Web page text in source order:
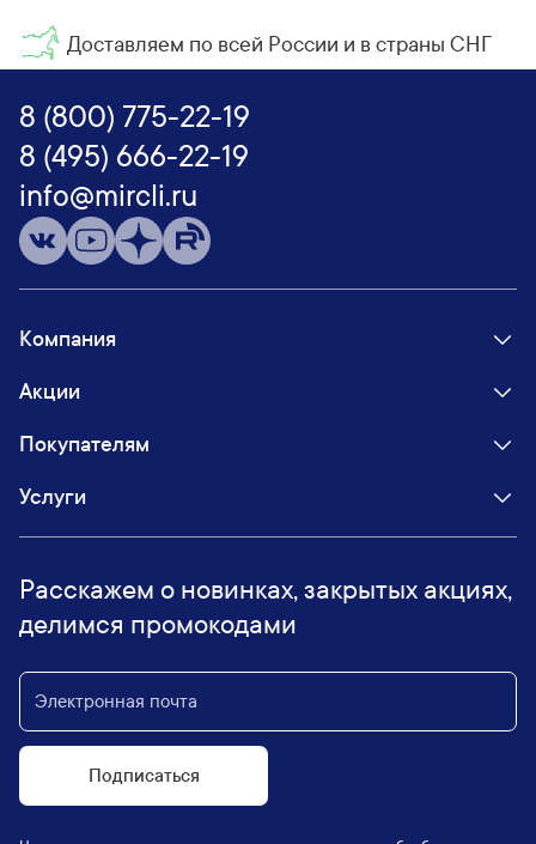
Доставляем по всей России и в страны СНГ
8 (800) 775-22-19
8 (495) 666-22-19
info@mircli.ru
Компания
Акции
Покупателям
Услуги
Расскажем о новинках, закрытых акциях,
делимся промокодами
Подписаться